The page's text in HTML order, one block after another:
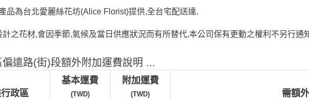
品為台北愛麗絲花坊(Alice Florist)提供,全台宅配送達.
計之花材,會因季節,氣候及當日供應狀況而有所替代,本公司保有更動之權利不另行通
遠路(街)段額外附加運費說明 ...
政區
基本運費
(TWD)
附加運費
(TWD) 需額